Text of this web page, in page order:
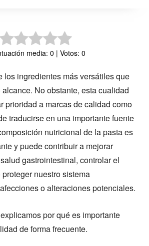
media: 0 | Votos: 0
los ingredientes más versátiles que
No obstante, esta cualidad
prioridad a marcas de calidad como
traducirse en una importante fuente
nutricional de la pasta es
y puede contribuir a mejorar
gastrointestinal, controlar el
nuestro sistema
o alteraciones potenciales.
por qué es importante
de forma frecuente.